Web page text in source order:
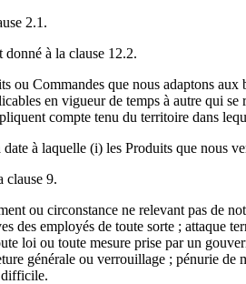
2.1.
à la clause 12.2.
ou Commandes que nous adaptons
en vigueur de temps à autre qui
compte tenu du territoire dans
à laquelle (i) les Produits que nous
clause 9.
ou circonstance ne relevant pas de
des employés de toute sorte ;
loi ou toute mesure prise par un
générale ou verrouillage ; pénurie
difficile.